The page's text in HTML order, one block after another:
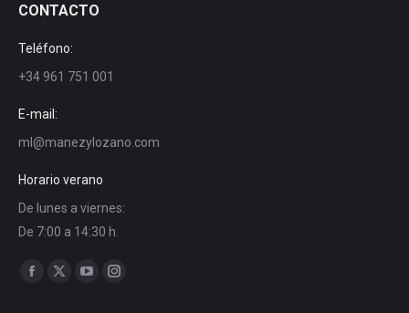
CONTACTO
Teléfono:
+34 961 751 001
E-mail:
ml@manezylozano.com
Horario verano
De lunes a viernes:
De 7:00 a 14:30 h.
Find us on: